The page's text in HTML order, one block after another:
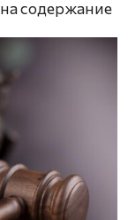
содержание